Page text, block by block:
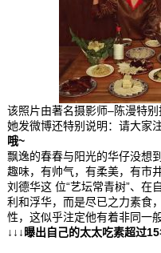
该照片由著名摄影师–陈漫特别
她发微博还特别说明：请大家
哦~
飘逸的春春与阳光的华仔没想
趣味，有帅气，有柔美，有市井
刘德华这 位“艺坛常青树”、在
利和浮华，而是尽已之力素食
性，这似乎注定他有着非同一
↓↓↓曝出自己的太太吃素超过